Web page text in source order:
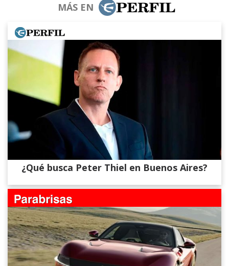
MÁS EN
¿Qué busca Peter Thiel en Buenos Aires?